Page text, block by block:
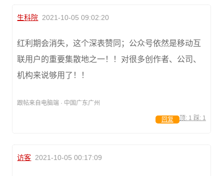
生科院 2021-10-05 09:02:20
红利期会消失，这个深表赞同；公众号依然是移动互
联用户的重要集散地之一！！对很多创作者、公司、
机构来说够用了！！
跟帖来自电脑端 · 中国广东广州
顶: 1 踩: 1
回复
访客 2021-10-05 00:17:09